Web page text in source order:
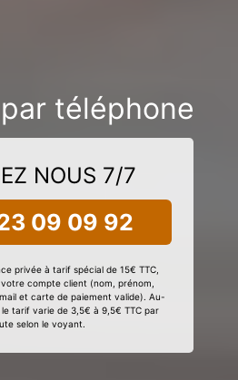
téléphone
NOUS 7/7
09 09 92
privée à tarif spécial de 15€ TTC,
compte client (nom, prénom,
et carte de paiement valide). Au-
le tarif varie de 3,5€ à 9,5€ TTC par
selon le voyant.